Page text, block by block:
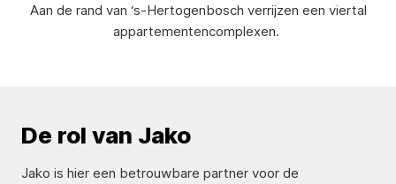
Aan de rand van ‘s-Hertogenbosch verrijzen een viertal
appartementencomplexen.
De rol van Jako
Jako is hier een betrouwbare partner voor de